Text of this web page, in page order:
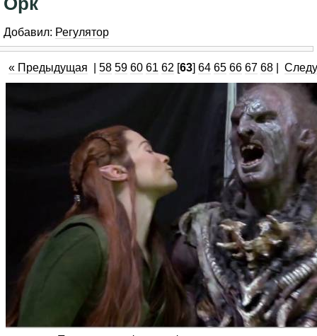
Добавил: Регулятор
« Предыдущая 58 59 60 61 62 [63] 64 65 66 67 68|